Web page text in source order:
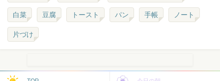
白菜 豆腐 トースト パン 手帳 ノート
片づけ